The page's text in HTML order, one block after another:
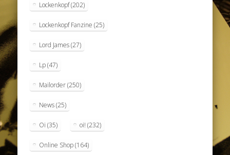
Lockenkopf(202)
Lockenkopf Fanzine (25)
Lord James(27)
Lp(47)
Mailorder(250)
News(25)
Oi (35) oi! (232)
Online Shop(164)